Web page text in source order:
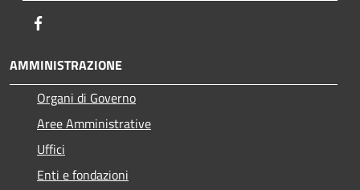
AMMINISTRAZIONE
Organi di Governo
Aree Amministrative
Uffici
Enti e fondazioni